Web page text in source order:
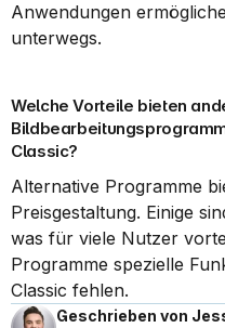
Anwendungen
unterwegs.
Welche Vorteile bieten
Classic?
Alternative Programme
Preisgestaltung. Einige
was für viele Nutzer
Programme spezielle
Classic fehlen.
Geschrieben von